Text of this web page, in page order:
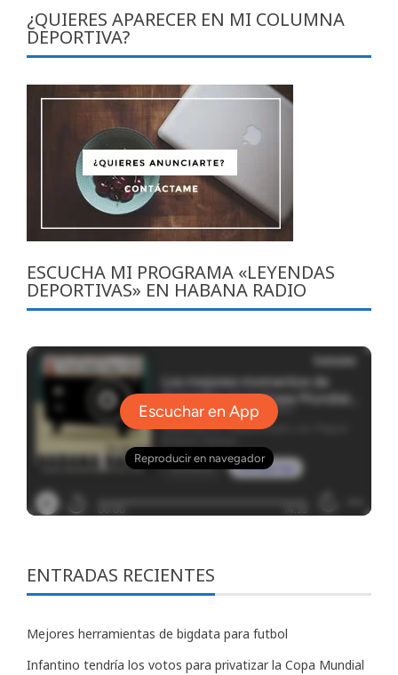
¿QUIERES APARECER EN MI COLUMNA
DEPORTIVA?
ESCUCHA MI PROGRAMA «LEYENDAS
DEPORTIVAS» EN HABANA RADIO
ENTRADAS RECIENTES
Mejores herramientas de bigdata para futbol
Infantino tendría los votos para privatizar la Copa Mundial